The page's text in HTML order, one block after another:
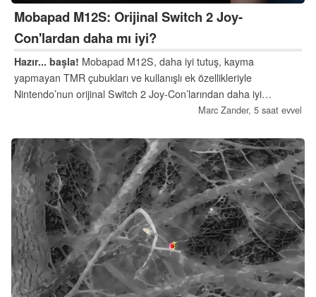
Mobapad M12S: Orijinal Switch 2 Joy-
Con'lardan daha mı iyi?
Hazır... başla! Mobapad M12S, daha iyi tutuş, kayma
yapmayan TMR çubukları ve kullanışlı ek özellikleriyle
Nintendo’nun orijinal Switch 2 Joy-Con’larından daha iyi
performans göstermeyi hedefliyor. İncelememiz, bu
neler olduğunu ortaya koyuyor.
Marc Zander, 5 saat evvel